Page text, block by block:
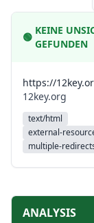
🟢
KEINE
GEFUNDEN
https://
12key.org
text/html
external-
multiple-
ANALYSIS